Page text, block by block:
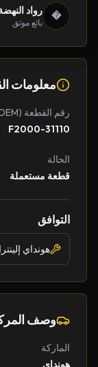
� رواد
بائع موثق
معلومات
رقم القطعة (OEM)
31110-F2000
الحالة
قطعة مستعملة
التوافق
هونداي إلينترا
وصف
الماركة